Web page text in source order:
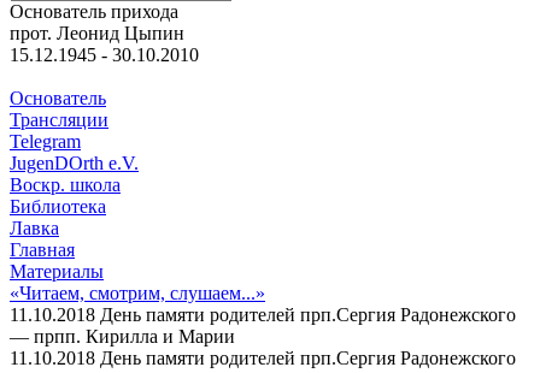
Основатель прихода
прот. Леонид Цыпин
15.12.1945 - 30.10.2010
Основатель
Трансляции
Telegram
JugenDOrth e.V.
Воскр. школа
Библиотека
Лавка
Главная
Материалы
«Читаем, смотрим, слушаем...»
11.10.2018 День памяти родителей прп.Сергия Радонежского
— прпп. Кирилла и Марии
11.10.2018 День памяти родителей прп.Сергия Радонежского